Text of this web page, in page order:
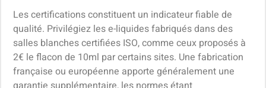
Les certifications constituent un indicateur fiable de
qualité. Privilégiez les e-liquides fabriqués dans des
salles blanches certifiées ISO, comme ceux proposés à
2€ le flacon de 10ml par certains sites. Une fabrication
française ou européenne apporte généralement une